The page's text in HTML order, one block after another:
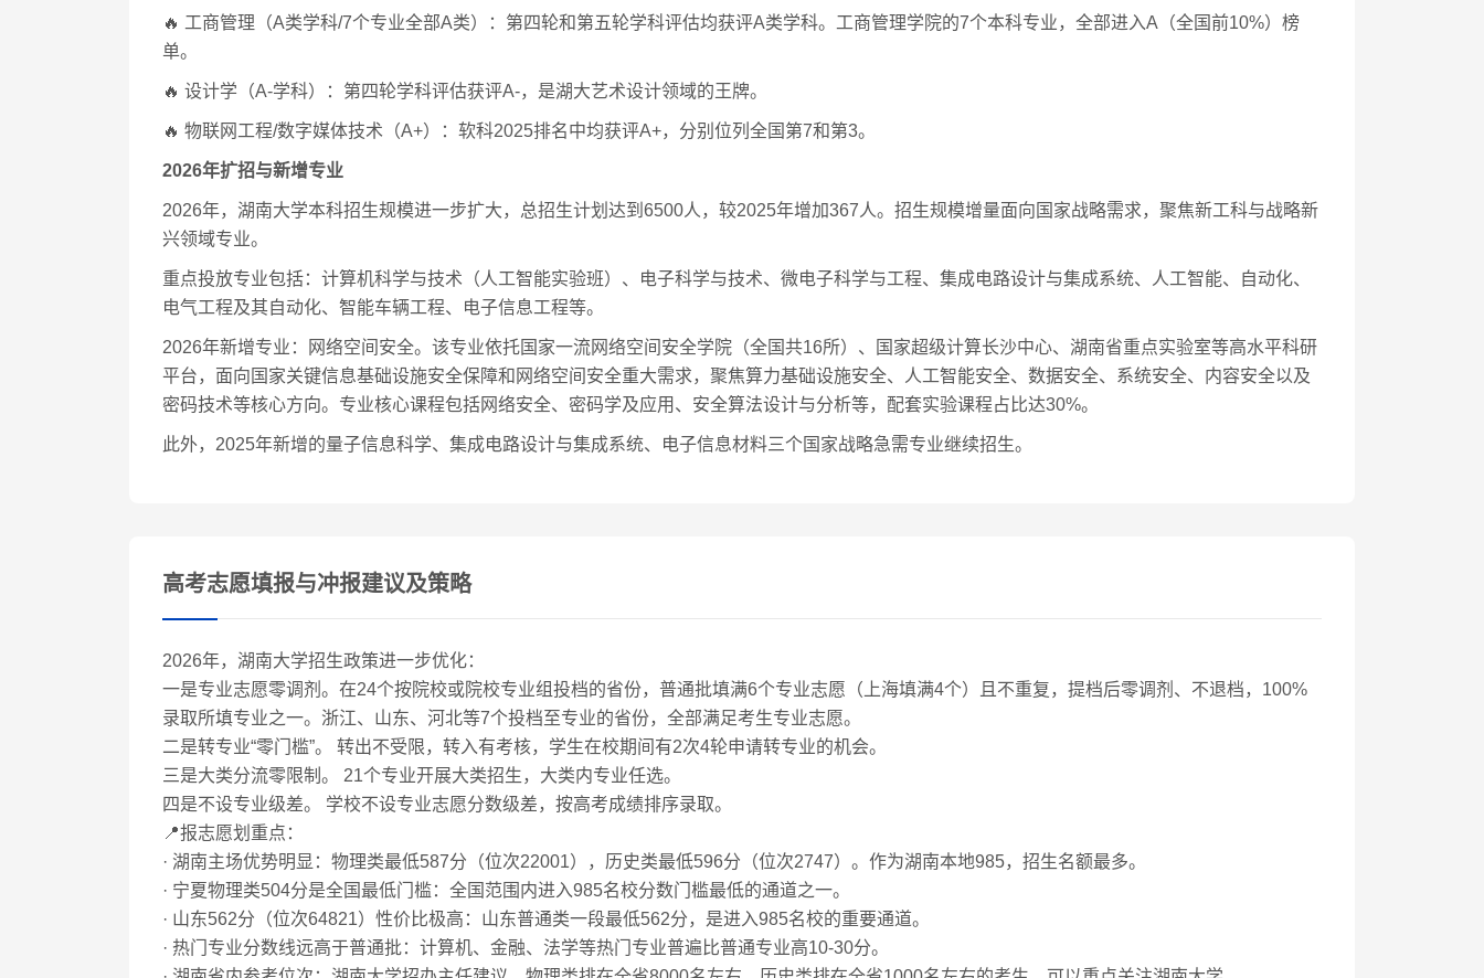
🔥 工商管理（A类学科/7个专业全部A类）：第四轮和第五轮学科评估均获评A类学科。工商管理学院的7个本科专业，全部进入A（全国前10%）榜
单。
🔥 设计学（A-学科）：第四轮学科评估获评A-，是湖大艺术设计领域的王牌。
🔥 物联网工程/数字媒体技术（A+）：软科2025排名中均获评A+，分别位列全国第7和第3。
2026年扩招与新增专业
2026年，湖南大学本科招生规模进一步扩大，总招生计划达到6500人，较2025年增加367人。招生规模增量面向国家战略需求，聚焦新工科与战略新
兴领域专业。
重点投放专业包括：计算机科学与技术（人工智能实验班）、电子科学与技术、微电子科学与工程、集成电路设计与集成系统、人工智能、自动化、
电气工程及其自动化、智能车辆工程、电子信息工程等。
2026年新增专业：网络空间安全。该专业依托国家一流网络空间安全学院（全国共16所）、国家超级计算长沙中心、湖南省重点实验室等高水平科研
平台，面向国家关键信息基础设施安全保障和网络空间安全重大需求，聚焦算力基础设施安全、人工智能安全、数据安全、系统安全、内容安全以及
密码技术等核心方向。专业核心课程包括网络安全、密码学及应用、安全算法设计与分析等，配套实验课程占比达30%。
此外，2025年新增的量子信息科学、集成电路设计与集成系统、电子信息材料三个国家战略急需专业继续招生。
高考志愿填报与冲报建议及策略
2026年，湖南大学招生政策进一步优化：
一是专业志愿零调剂。在24个按院校或院校专业组投档的省份，普通批填满6个专业志愿（上海填满4个）且不重复，提档后零调剂、不退档，100%
录取所填专业之一。浙江、山东、河北等7个投档至专业的省份，全部满足考生专业志愿。
二是转专业“零门槛”。 转出不受限，转入有考核，学生在校期间有2次4轮申请转专业的机会。
三是大类分流零限制。 21个专业开展大类招生，大类内专业任选。
四是不设专业级差。 学校不设专业志愿分数级差，按高考成绩排序录取。
📍报志愿划重点：
· 湖南主场优势明显：物理类最低587分（位次22001），历史类最低596分（位次2747）。作为湖南本地985，招生名额最多。
· 宁夏物理类504分是全国最低门槛：全国范围内进入985名校分数门槛最低的通道之一。
· 山东562分（位次64821）性价比极高：山东普通类一段最低562分，是进入985名校的重要通道。
· 热门专业分数线远高于普通批：计算机、金融、法学等热门专业普遍比普通专业高10-30分。